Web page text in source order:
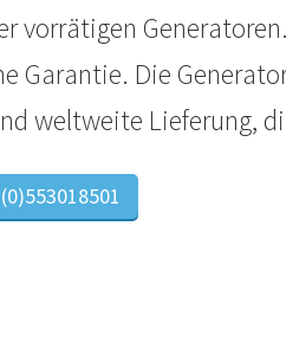
vorrätigen
Garantie. Die
weltweite Lieferung,